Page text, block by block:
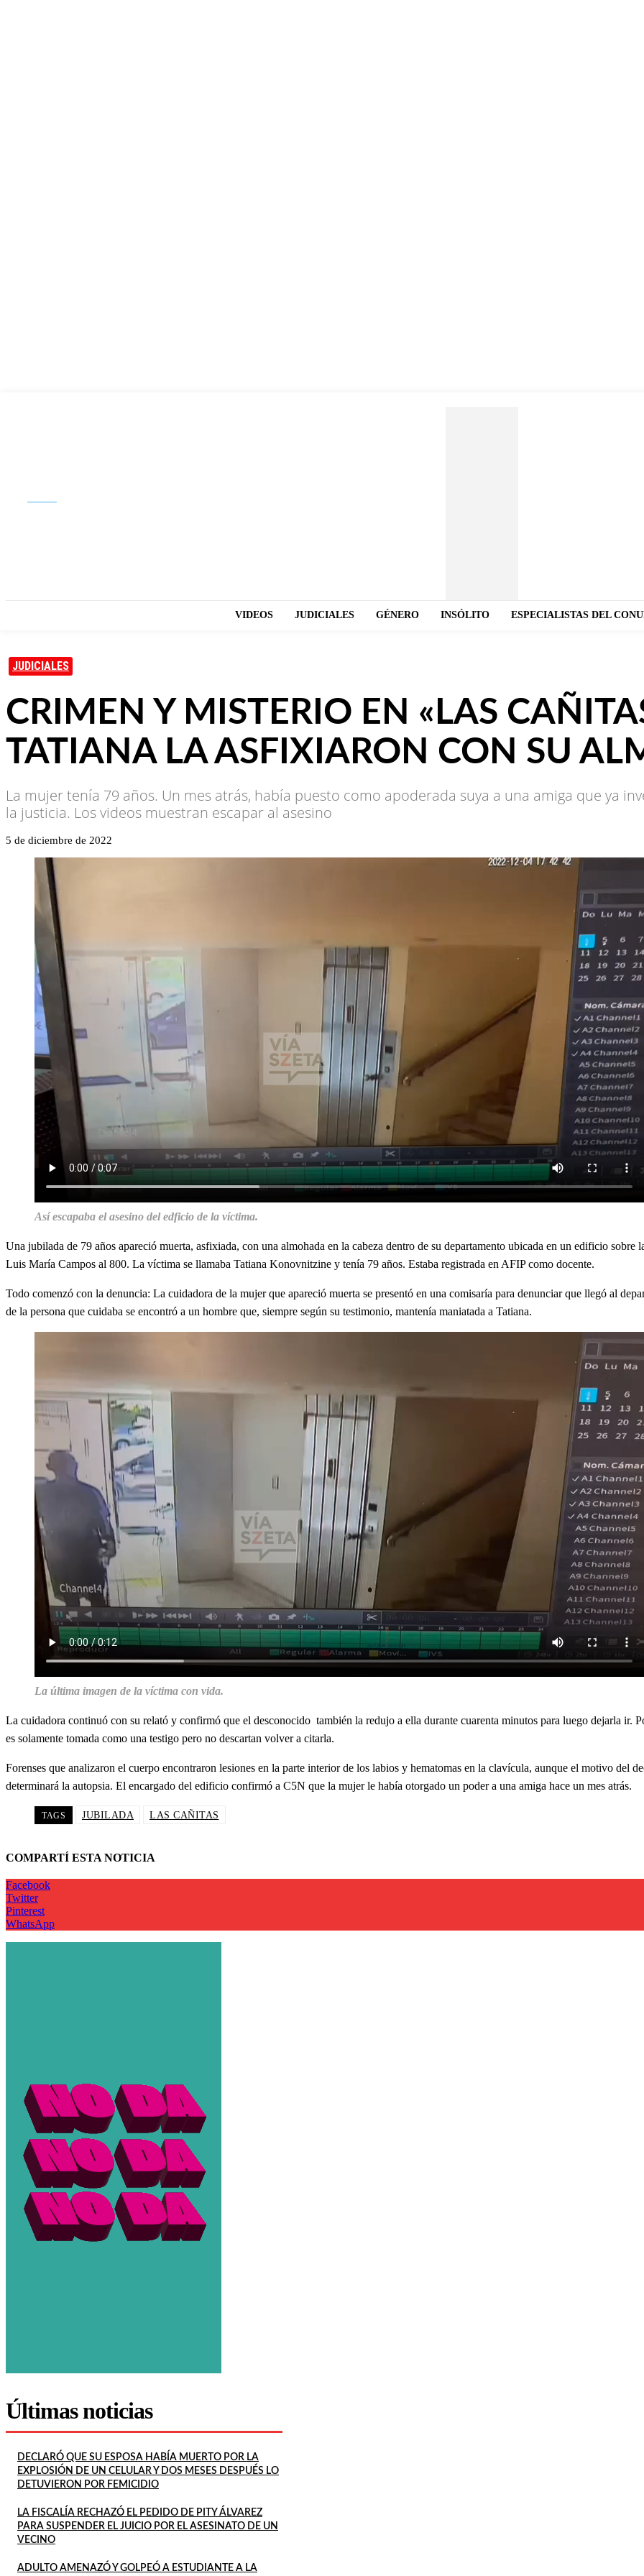
VIDEOS JUDICIALES GÉNERO INSÓLITO ESPECIALISTAS DEL
JUDICIALES
CRIMEN Y MISTERIO EN «LAS
TATIANA LA ASFIXIARON CON SU
La mujer tenía 79 años. Un mes atrás, había puesto como apoderada suya a una amiga que ya
la justicia. Los videos muestran escapar al asesino
5 de diciembre de 2022
Así escapaba el asesino del edficio de la víctima.
Una jubilada de 79 años apareció muerta, asfixiada, con una almohada en la cabeza dentro de su departamento ubicada en un edificio sobre
Luis María Campos al 800. La víctima se llamaba Tatiana Konovnitzine y tenía 79 años. Estaba registrada en AFIP como docente.
Todo comenzó con la denuncia: La cuidadora de la mujer que apareció muerta se presentó en una comisaría para denunciar que llegó al
de la persona que cuidaba se encontró a un hombre que, siempre según su testimonio, mantenía maniatada a Tatiana.
La última imagen de la víctima con vida.
La cuidadora continuó con su relató y confirmó que el desconocido también la redujo a ella durante cuarenta minutos para luego dejarla ir.
es solamente tomada como una testigo pero no descartan volver a citarla.
Forenses que analizaron el cuerpo encontraron lesiones en la parte interior de los labios y hematomas en la clavícula, aunque el motivo del
determinará la autopsia. El encargado del edificio confirmó a C5N que la mujer le había otorgado un poder a una amiga hace un mes atrás.
TAGS JUBILADA LAS CAÑITAS
COMPARTÍ ESTA NOTICIA
Facebook
Twitter
Pinterest
WhatsApp
Últimas noticias
DECLARÓ QUE SU ESPOSA HABÍA MUERTO POR LA
EXPLOSIÓN DE UN CELULAR Y DOS MESES DESPUÉS LO
DETUVIERON POR FEMICIDIO
LA FISCALÍA RECHAZÓ EL PEDIDO DE PITY ÁLVAREZ
PARA SUSPENDER EL JUICIO POR EL ASESINATO DE UN
VECINO
ADULTO AMENAZÓ Y GOLPEÓ A ESTUDIANTE A LA